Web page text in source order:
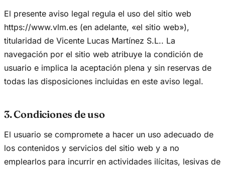
El presente aviso legal regula el uso del sitio web
https://www.vlm.es (en adelante, «el sitio web»),
titularidad de Vicente Lucas Martínez S.L.. La
navegación por el sitio web atribuye la condición de
usuario e implica la aceptación plena y sin reservas de
todas las disposiciones incluidas en este aviso legal.
3. Condiciones de uso
El usuario se compromete a hacer un uso adecuado de
los contenidos y servicios del sitio web y a no
emplearlos para incurrir en actividades ilícitas, lesivas de